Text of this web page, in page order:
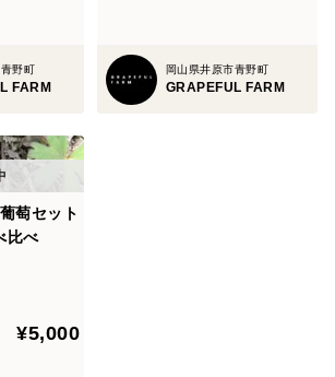
野町
FARM
岡山県井原市青野町
GRAPEFUL FARM
萄セット
比べ
¥5,000